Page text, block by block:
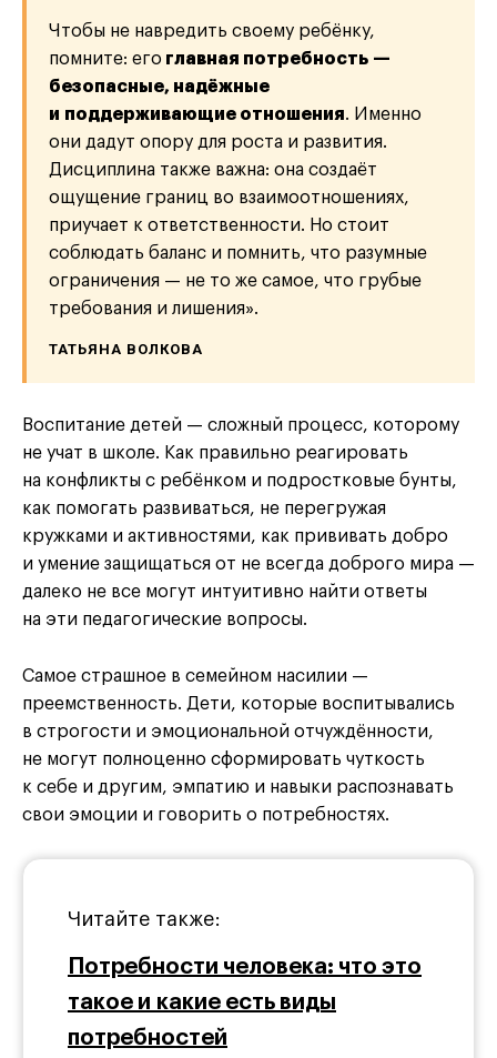
Чтобы не навредить своему ребёнку,
помните: его главная потребность —
безопасные, надёжные
и поддерживающие отношения. Именно
они дадут опору для роста и развития.
Дисциплина также важна: она создаёт
ощущение границ во взаимоотношениях,
приучает к ответственности. Но стоит
соблюдать баланс и помнить, что разумные
ограничения — не то же самое, что грубые
требования и лишения».
ТАТЬЯНА ВОЛКОВА
Воспитание детей — сложный процесс, которому
не учат в школе. Как правильно реагировать
на конфликты с ребёнком и подростковые бунты,
как помогать развиваться, не перегружая
кружками и активностями, как прививать добро
и умение защищаться от не всегда доброго мира —
далеко не все могут интуитивно найти ответы
на эти педагогические вопросы.
Самое страшное в семейном насилии —
преемственность. Дети, которые воспитывались
в строгости и эмоциональной отчуждённости,
не могут полноценно сформировать чуткость
к себе и другим, эмпатию и навыки распознавать
свои эмоции и говорить о потребностях.
Читайте также:
Потребности человека: что это
такое и какие есть виды
потребностей